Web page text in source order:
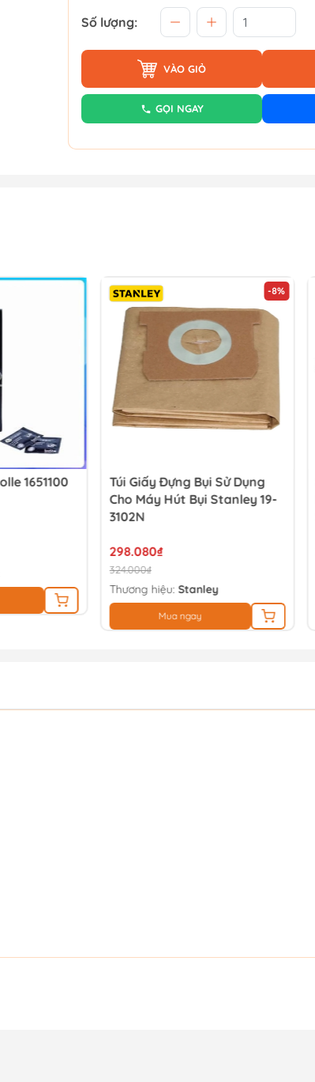
Số lượng:
VÀO GIỎ
GỌI NGAY
1651100
-8%
Túi Giấy Đựng Bụi Sử Dụng
Cho Máy Hút Bụi Stanley 19-
3102N
298.080₫
324.000₫
Thương hiệu: Stanley
Mua ngay